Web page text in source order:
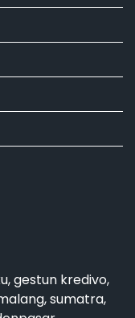
,gestun kredivo,
sumatra,